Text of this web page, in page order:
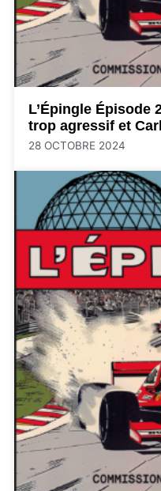
L’Épingle Épisode
trop agressif et
28 OCTOBRE 2024